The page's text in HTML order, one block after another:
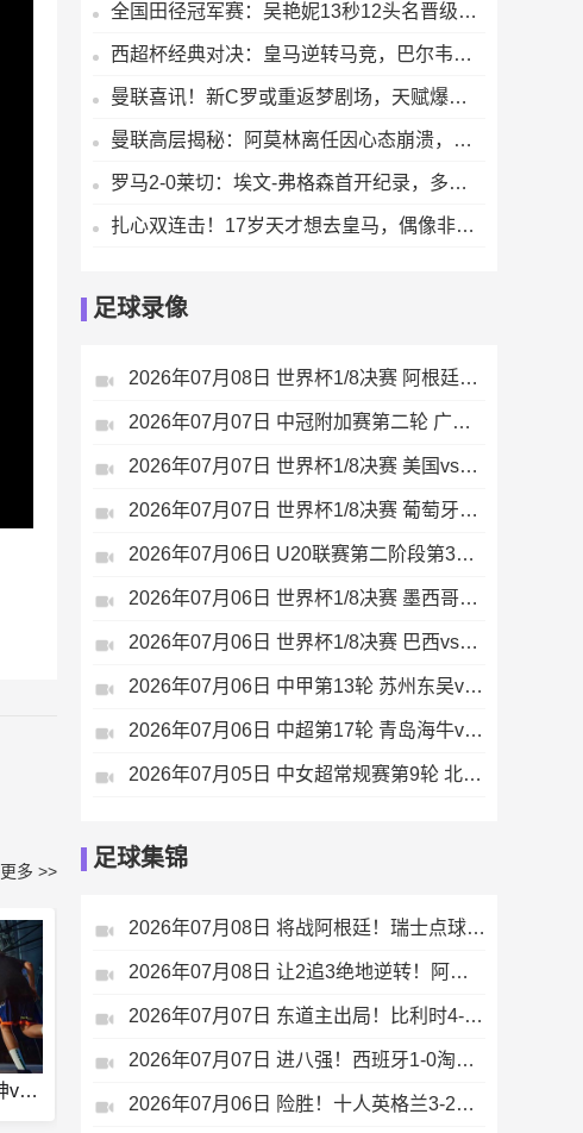
更多 >>
足球友谊赛山形山神vs兰斯直播
全国田径冠军赛：吴艳妮13秒12头名晋级决赛，力压林雨薇刘景扬【来源腾讯体育】
西超杯经典对决：皇马逆转马竞，巴尔韦德闪耀全场献关键表现
曼联喜讯！新C罗或重返梦剧场，天赋爆表即战力拉满索肖迎救星
曼联高层揭秘：阿莫林离任因心态崩溃，临时主帅争夺战打响
罗马2-0莱切：埃文-弗格森首开纪录，多夫比克锁定胜局
扎心双连击！17岁天才想去皇马，偶像非C罗是梅西
足球录像
2026年07月08日 世界杯1/8决赛 阿根廷vs埃及 全场录像
2026年07月07日 中冠附加赛第二轮 广州海珠醒派 VS 吴川青年 全场录像
2026年07月07日 世界杯1/8决赛 美国vs比利时 全场录像
2026年07月07日 世界杯1/8决赛 葡萄牙vs西班牙 全场录像
2026年07月06日 U20联赛第二阶段第3轮 温州茵才U20 VS 江西庐山U20 全场录像
2026年07月06日 世界杯1/8决赛 墨西哥vs英格兰 全场录像
2026年07月06日 世界杯1/8决赛 巴西vs挪威 全场录像
2026年07月06日 中甲第13轮 苏州东吴vs广东广州豹 全场录像
2026年07月06日 中超第17轮 青岛海牛vs成都蓉城 全场录像
2026年07月05日 中女超常规赛第9轮 北京城建女足 VS 陕西志丹女足 全场录像
足球集锦
2026年07月08日 将战阿根廷！瑞士点球大战4-3淘汰哥伦比亚 D·桑切斯、库乔失点
2026年07月08日 让2追3绝地逆转！阿根廷3-2绝杀埃及进8强 梅西传射+失点恩佐绝杀
2026年07月07日 东道主出局！比利时4-1淘汰美国 CDK2射1传 巴洛贡补时被换下
2026年07月07日 进八强！西班牙1-0淘汰葡萄牙 梅里诺91分钟绝杀41岁C罗最后一舞
2026年07月06日 险胜！十人英格兰3-2淘汰墨西哥 贝林双响凯恩点射+送点宽萨直红